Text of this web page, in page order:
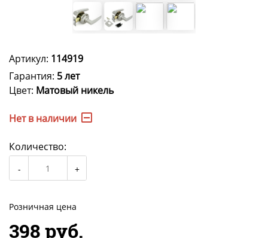
Артикул: 114919
Гарантия: 5 лет
Цвет: Матовый никель
Нет в наличии
Количество:
Розничная цена
398 руб.